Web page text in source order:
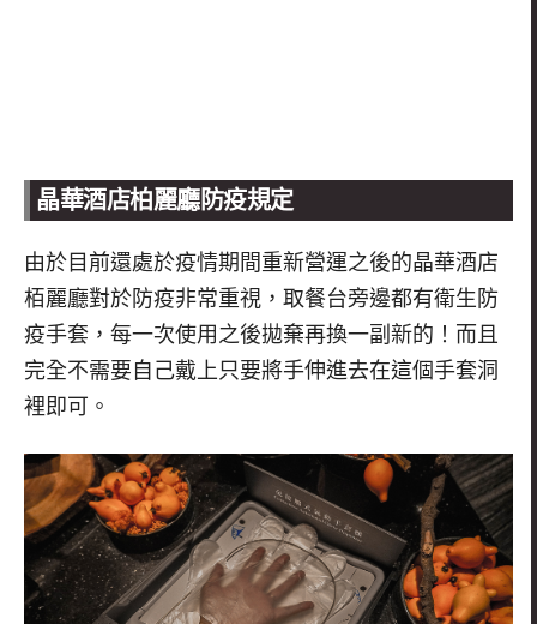
晶華酒店柏麗廳防疫規定
由於目前還處於疫情期間重新營運之後的晶華酒店
栢麗廳對於防疫非常重視，取餐台旁邊都有衛生防
疫手套，每一次使用之後拋棄再換一副新的！而且
完全不需要自己戴上只要將手伸進去在這個手套洞
裡即可。